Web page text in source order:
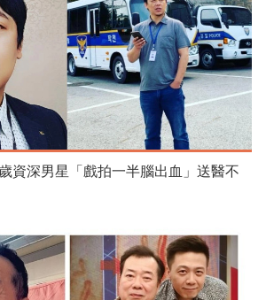
資深男星「戲拍一半腦出血」送醫不